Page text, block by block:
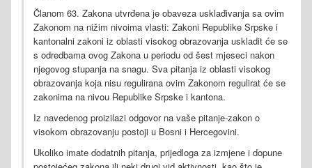
Članom 63. Zakona utvrđena je obaveza usklađivanja sa ovim
Zakonom na nižim nivoima vlasti: Zakoni Republike Srpske i
kantonalni zakoni iz oblasti visokog obrazovanja uskladit će se
s odredbama ovog Zakona u periodu od šest mjeseci nakon
njegovog stupanja na snagu. Sva pitanja iz oblasti visokog
obrazovanja koja nisu regulirana ovim Zakonom regulirat će se
zakonima na nivou Republike Srpske i kantona.
Iz navedenog proizilazi odgovor na vaše pitanje-zakon o
visokom obrazovanju postoji u Bosni i Hercegovini.
Ukoliko imate dodatnih pitanja, prijedloga za izmjene i dopune